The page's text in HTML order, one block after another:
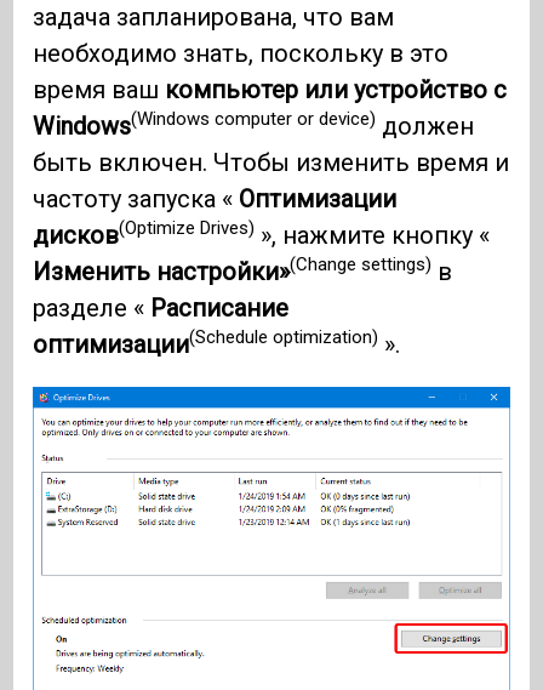
задача запланирована, что вам
необходимо знать, поскольку в это
время ваш компьютер или устройство с
Windows(Windows computer or device) должен
быть включен. Чтобы изменить время и
частоту запуска « Оптимизации
дисков(Optimize Drives) », нажмите кнопку «
Изменить настройки»(Change settings) в
разделе « Расписание
оптимизации(Schedule optimization) ».